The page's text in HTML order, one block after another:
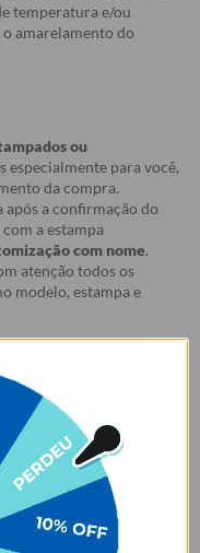
temperatura e/ou
amarelamento do
ou
especialmente para você,
da compra.
após a confirmação do
a estampa
com nome.
atenção todos os
modelo, estampa e
não pode retornar